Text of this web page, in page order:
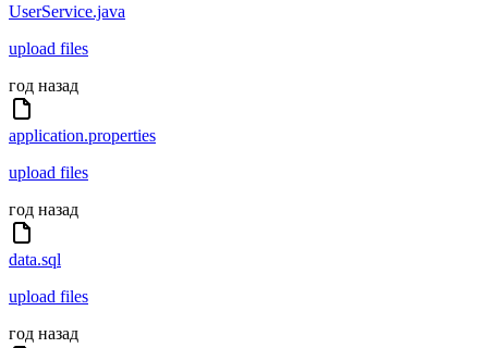
UserService.java
upload files
год назад
application.properties
upload files
год назад
data.sql
upload files
год назад